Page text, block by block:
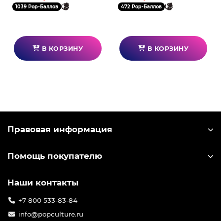
1039 Pop-Баллов
В КОРЗИНУ
472 Pop-Баллов
В КОРЗИНУ
Правовая информация
Помощь покупателю
Наши контакты
+7 800 533-83-84
info@popculture.ru